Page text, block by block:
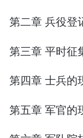
第二章 兵役登
第三章 平时征
第四章 士兵的
第五章 军官的